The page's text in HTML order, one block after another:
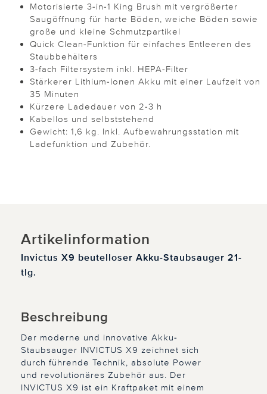
Motorisierte 3-in-1 King Brush mit vergrößerter
Saugöffnung für harte Böden, weiche Böden sowie
große und kleine Schmutzpartikel
Quick Clean-Funktion für einfaches Entleeren des
Staubbehälters
3-fach Filtersystem inkl. HEPA-Filter
Stärkerer Lithium-Ionen Akku mit einer Laufzeit von
35 Minuten
Kürzere Ladedauer von 2-3 h
Kabellos und selbststehend
Gewicht: 1,6 kg. Inkl. Aufbewahrungsstation mit
Ladefunktion und Zubehör.
Artikelinformation
Invictus X9 beutelloser Akku-Staubsauger 21-
tlg.
Beschreibung
Der moderne und innovative Akku-
Staubsauger INVICTUS X9 zeichnet sich
durch führende Technik, absolute Power
und revolutionäres Zubehör aus. Der
INVICTUS X9 ist ein Kraftpaket mit einem